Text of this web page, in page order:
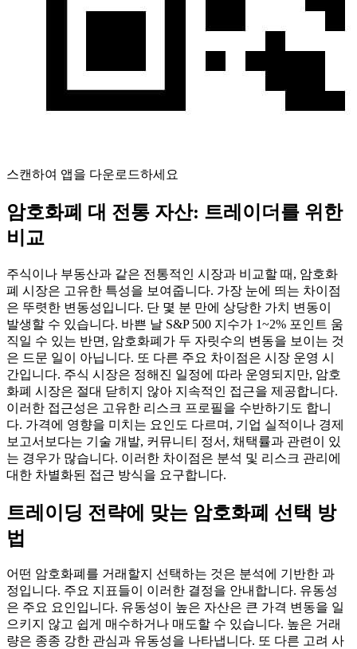
스캔하여 앱을 다운로드하세요
암호화폐 대 전통 자산: 트레이더를 위한
비교
주식이나 부동산과 같은 전통적인 시장과 비교할 때, 암호화
폐 시장은 고유한 특성을 보여줍니다. 가장 눈에 띄는 차이점
은 뚜렷한 변동성입니다. 단 몇 분 만에 상당한 가치 변동이
발생할 수 있습니다. 바쁜 날 S&P 500 지수가 1~2% 포인트 움
직일 수 있는 반면, 암호화폐가 두 자릿수의 변동을 보이는 것
은 드문 일이 아닙니다. 또 다른 주요 차이점은 시장 운영 시
간입니다. 주식 시장은 정해진 일정에 따라 운영되지만, 암호
화폐 시장은 절대 닫히지 않아 지속적인 접근을 제공합니다.
이러한 접근성은 고유한 리스크 프로필을 수반하기도 합니
다. 가격에 영향을 미치는 요인도 다르며, 기업 실적이나 경제
보고서보다는 기술 개발, 커뮤니티 정서, 채택률과 관련이 있
는 경우가 많습니다. 이러한 차이점은 분석 및 리스크 관리에
대한 차별화된 접근 방식을 요구합니다.
트레이딩 전략에 맞는 암호화폐 선택 방
법
어떤 암호화폐를 거래할지 선택하는 것은 분석에 기반한 과
정입니다. 주요 지표들이 이러한 결정을 안내합니다. 유동성
은 주요 요인입니다. 유동성이 높은 자산은 큰 가격 변동을 일
으키지 않고 쉽게 매수하거나 매도할 수 있습니다. 높은 거래
량은 종종 강한 관심과 유동성을 나타냅니다. 또 다른 고려 사